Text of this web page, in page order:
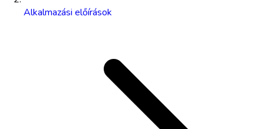
Alkalmazási előírások